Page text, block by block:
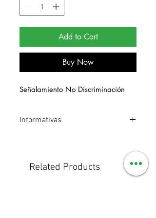
Add to Cart
Buy Now
Señalamiento No Discriminación
Informativas
Related Products